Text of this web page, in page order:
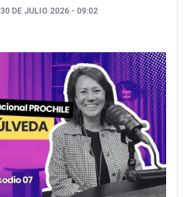
30 DE JULIO 2026 - 09:02